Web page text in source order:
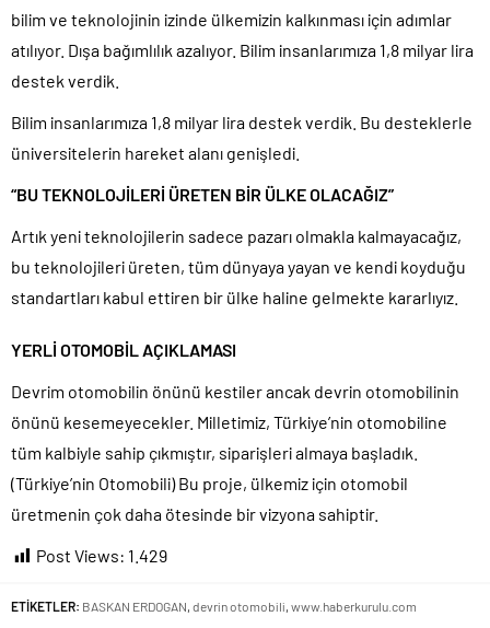
bilim ve teknolojinin izinde ülkemizin kalkınması için adımlar
atılıyor. Dışa bağımlılık azalıyor. Bilim insanlarımıza 1,8 milyar lira
destek verdik.
Bilim insanlarımıza 1,8 milyar lira destek verdik. Bu desteklerle
üniversitelerin hareket alanı genişledi.
“BU TEKNOLOJİLERİ ÜRETEN BİR ÜLKE OLACAĞIZ”
Artık yeni teknolojilerin sadece pazarı olmakla kalmayacağız,
bu teknolojileri üreten, tüm dünyaya yayan ve kendi koyduğu
standartları kabul ettiren bir ülke haline gelmekte kararlıyız.
YERLİ OTOMOBİL AÇIKLAMASI
Devrim otomobilin önünü kestiler ancak devrin otomobilinin
önünü kesemeyecekler. Milletimiz, Türkiye’nin otomobiline
tüm kalbiyle sahip çıkmıştır, siparişleri almaya başladık.
(Türkiye’nin Otomobili) Bu proje, ülkemiz için otomobil
üretmenin çok daha ötesinde bir vizyona sahiptir.
Post Views: 1.429
ETİKETLER: BASKAN ERDOGAN devrin otomobili www.haberkurulu.com